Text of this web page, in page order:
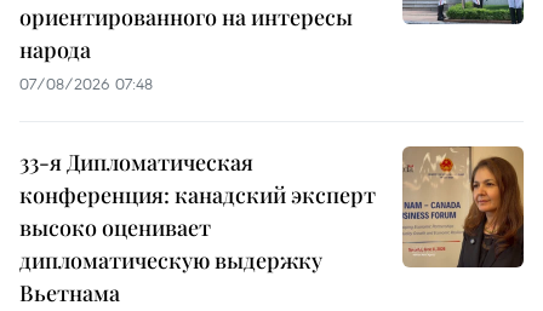
ориентированного на интересы
народа
07/08/2026 07:48
33-я Дипломатическая
конференция: канадский эксперт
высоко оценивает
дипломатическую выдержку
Вьетнама